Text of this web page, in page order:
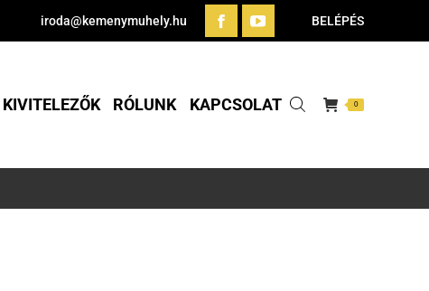
iroda@kemenymuhely.hu BELÉPÉS
KIVITELEZŐK RÓLUNK KAPCSOLAT 0